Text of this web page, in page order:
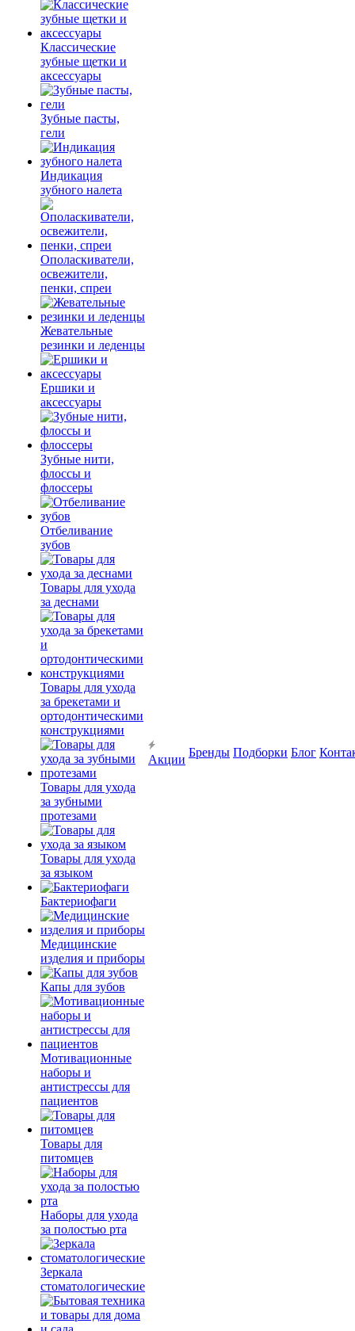
Классические
зубные щетки и
аксессуары
Зубные пасты,
гели
Индикация
зубного налета
Ополаскиватели,
освежители,
пенки, спреи
Жевательные
резинки и леденцы
Ершики и
аксессуары
Зубные нити,
флоссы и
флоссеры
Отбеливание
зубов
Товары для ухода
за деснами
Товары для ухода
за брекетами и
ортодонтическими
конструкциями
Товары для ухода
за зубными
протезами
Товары для ухода
за языком
Бактериофаги
Медицинские
изделия и приборы
Капы для зубов
Мотивационные
наборы и
антистрессы для
пациентов
Товары для
питомцев
Наборы для ухода
за полостью рта
Зеркала
стоматологические
Акции
Бренды Подборки Блог